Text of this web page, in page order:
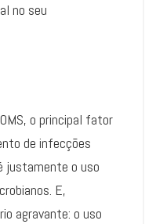
no seu
o principal fator
de infecções
justamente o uso
E,
agravante: o uso